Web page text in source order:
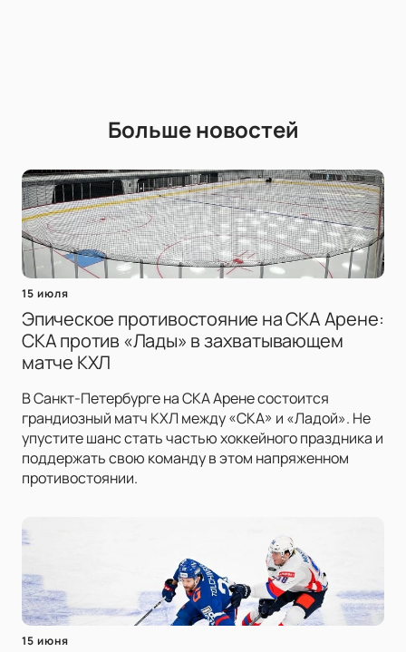
Больше новостей
15 июля
Эпическое противостояние на СКА Арене:
СКА против «Лады» в захватывающем
матче КХЛ
В Санкт-Петербурге на СКА Арене состоится
грандиозный матч КХЛ между «СКА» и «Ладой». Не
упустите шанс стать частью хоккейного праздника и
поддержать свою команду в этом напряженном
противостоянии.
15 июня